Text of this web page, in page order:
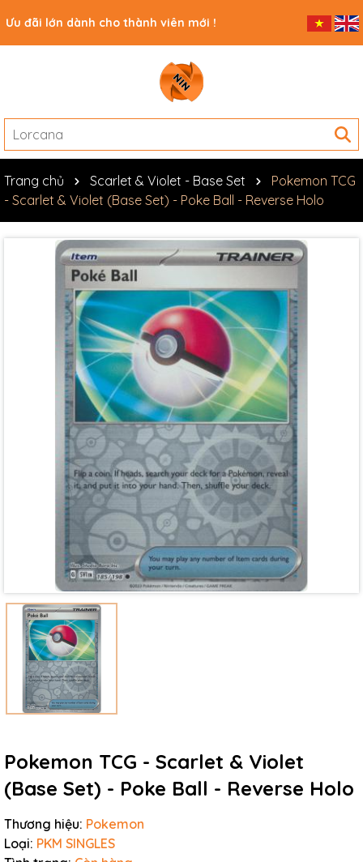
Ưu đãi lớn dành cho thành viên mới !
Trang chủ Scarlet & Violet - Base Set
Pokemon TCG
- Scarlet & Violet (Base Set) - Poke Ball - Reverse Holo
Pokemon TCG - Scarlet & Violet
(Base Set) - Poke Ball - Reverse Holo
Thương hiệu: Pokemon
Loại: PKM SINGLES
Mã giảm giá:
Ngày hết hạn:
Điều kiện: